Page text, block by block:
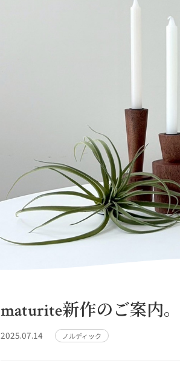
maturite新作のご案内
2025.07.14 ノルディック